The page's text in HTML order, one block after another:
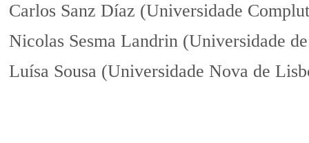
Carlos Sanz Díaz (Universidade
Nicolas Sesma Landrin (Universidade
Luísa Sousa (Universidade Nova de